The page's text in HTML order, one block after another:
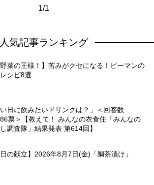
1/1
人気記事ランキング
野菜の王様！】苦みがクセになる！ピーマンの
シピ8選
い日に飲みたいドリンクは？」＜回答数
票＞【教えて！ みんなの衣食住「みんなの
調査隊」結果発表 第614回】
日の献立】2026年8月7日(金)「鯛茶漬け」